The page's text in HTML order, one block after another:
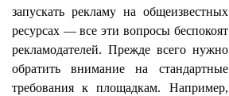
запускать рекламу на общеизвестных
ресурсах — все эти вопросы беспокоят
рекламодателей. Прежде всего нужно
обратить внимание на стандартные
требования к площадкам. Например,